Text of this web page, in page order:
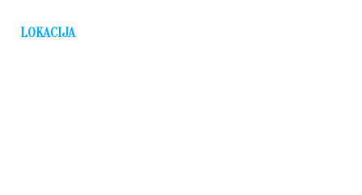
LOKACIJA